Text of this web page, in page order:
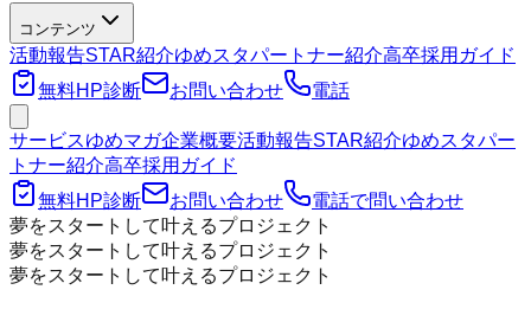
コンテンツ
活動報告STAR紹介ゆめスタパートナー紹介高卒採用ガイド
無料HP診断
お問い合わせ 電話
サービスゆめマガ企業概要活動報告STAR紹介ゆめスタパー
トナー紹介高卒採用ガイド
無料HP診断
お問い合わせ
電話で問い合わせ
夢をスタートして叶えるプロジェクト
夢をスタートして叶えるプロジェクト
夢をスタートして叶えるプロジェクト